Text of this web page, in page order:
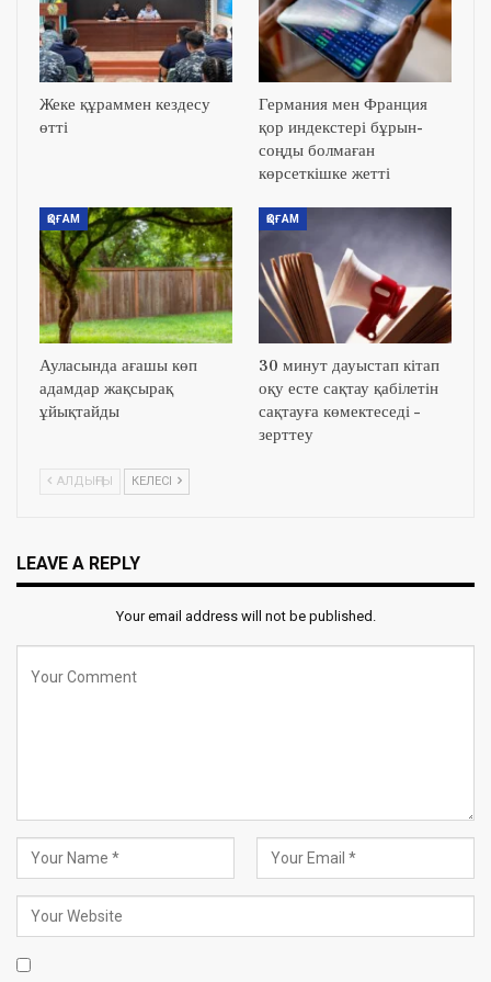
Жеке құраммен кездесу
өтті
Германия мен Франция
қор индекстері бұрын-
соңды болмаған
көрсеткішке жетті
ҚОҒАМ
Ауласында ағашы көп
адамдар жақсырақ
ұйықтайды
ҚОҒАМ
30 минут дауыстап кітап
оқу есте сақтау қабілетін
сақтауға көмектеседі –
зерттеу
АЛДЫҢҒЫ КЕЛЕСІ
LEAVE A REPLY
Your email address will not be published.